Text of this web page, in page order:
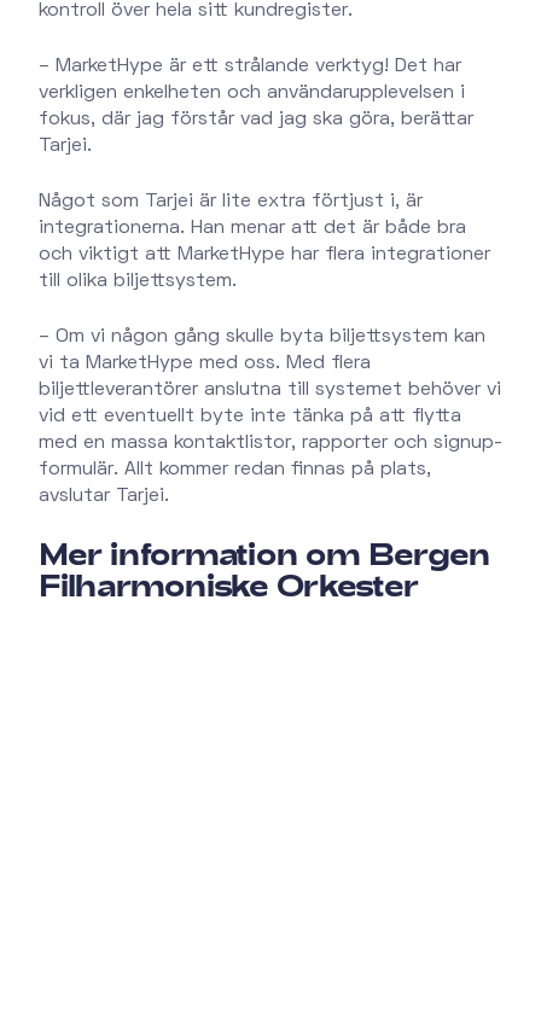
kontroll över hela sitt kundregister.
– MarketHype är ett strålande verktyg! Det har
verkligen enkelheten och användarupplevelsen i
fokus, där jag förstår vad jag ska göra, berättar
Tarjei.
Något som Tarjei är lite extra förtjust i, är
integrationerna. Han menar att det är både bra
och viktigt att MarketHype har flera integrationer
till olika biljettsystem.
– Om vi någon gång skulle byta biljettsystem kan
vi ta MarketHype med oss. Med flera
biljettleverantörer anslutna till systemet behöver vi
vid ett eventuellt byte inte tänka på att flytta
med en massa kontaktlistor, rapporter och signup-
formulär. Allt kommer redan finnas på plats,
avslutar Tarjei.
Mer information om Bergen
Filharmoniske Orkester